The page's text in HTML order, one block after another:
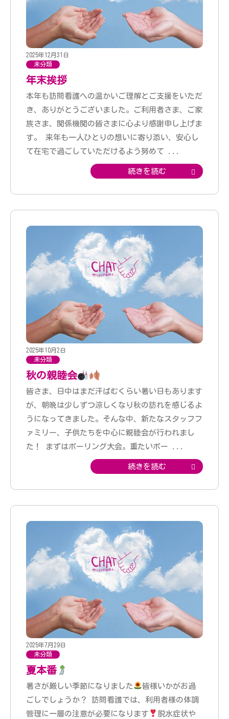
2025年12月31日
未分類
年末挨拶
本年も訪問看護への温かいご理解とご支援をいただ
き、ありがとうございました。ご利用者さま、ご家
族さま、関係機関の皆さまに心より感謝申し上げま
す。 来年も一人ひとりの想いに寄り添い、安心し
て在宅で過ごしていただけるよう努めて ...
続きを読む
2025年10月2日
未分類
秋の親睦会
皆さま、日中はまだ汗ばむくらい暑い日もあります
が、朝晩は少しずつ涼しくなり秋の訪れを感じるよ
うになってきました。そんな中、新たなスタッフフ
ァミリー、子供たちを中心に親睦会が行われまし
た！ まずはボーリング大会。重たいボー
続きを読む
2025年7月29日
未分類
夏本番
暑さが厳しい季節になりました
皆様いかがお過
ごしでしょうか？ 訪問看護では、利用者様の体調
管理に一層の注意が必要になります
脱水症状や